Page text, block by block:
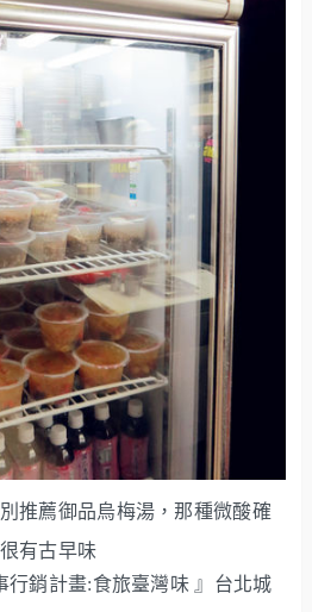
推薦御品烏梅湯，那種微酸確
有古早味